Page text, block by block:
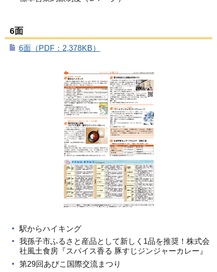
6面
6面（PDF：2,378KB）
駅からハイキング
我孫子市ふるさと産品として新しく1品を推奨！株式会
社風土食房『スパイス香る 豚すじジンジャーカレー』
第29回あびこ国際交流まつり